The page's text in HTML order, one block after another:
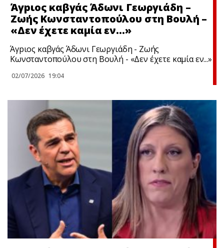
Άγpιος καβγάς Άδωνι Γεωργιάδη –
Ζωής Κωνσταντοπούλου στη Βουλή –
«Δεν έχετε καμία εν…»
Άγpιος καβγάς Άδωνι Γεωργιάδη - Ζωής
Κωνσταντοπούλου στη Βουλή - «Δεν έχετε καμία εν...»
02/07/2026 19:04